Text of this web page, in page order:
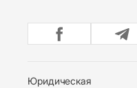
Юридическая